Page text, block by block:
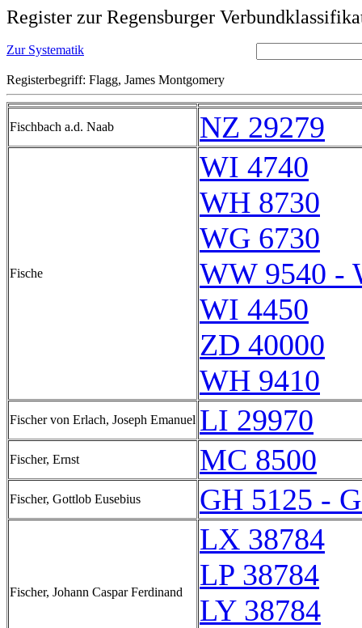
Register zur Regensburger
Zur Systematik
Registerbegriff: Flagg, James Montgomery
Fischbach a.d. Naab NZ 29279
Fische
WI 4740
WH 8730
WG 6730
WW 9540 -
WI 4450
ZD 40000
WH 9410
Fischer von Erlach, Joseph Emanuel LI 29970
Fischer, Ernst MC 8500
Fischer, Gottlob Eusebius GH 5125 -
Fischer, Johann Caspar Ferdinand
LX 38784
LP 38784
LY 38784